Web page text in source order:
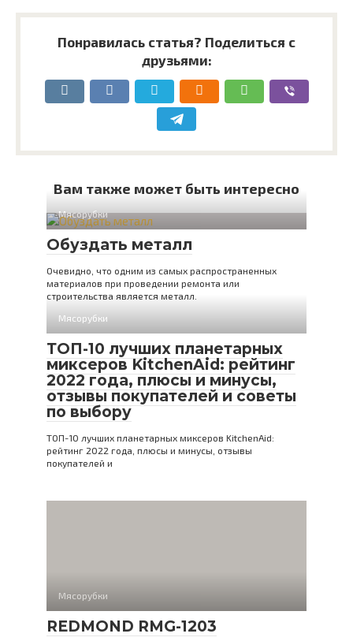
Понравилась статья? Поделиться с
друзьями:
Вам также может быть интересно
Мясорубки
Обуздать металл
Очевидно, что одним из самых распространенных
материалов при проведении ремонта или
строительства является металл.
Мясорубки
ТОП-10 лучших планетарных
миксеров KitchenAid: рейтинг
2022 года, плюсы и минусы,
отзывы покупателей и советы
по выбору
ТОП-10 лучших планетарных миксеров KitchenAid:
рейтинг 2022 года, плюсы и минусы, отзывы
покупателей и
Мясорубки
REDMOND RMG-1203